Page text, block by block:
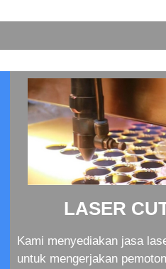
LASER
Kami menyediakan jasa
untuk mengerjakan